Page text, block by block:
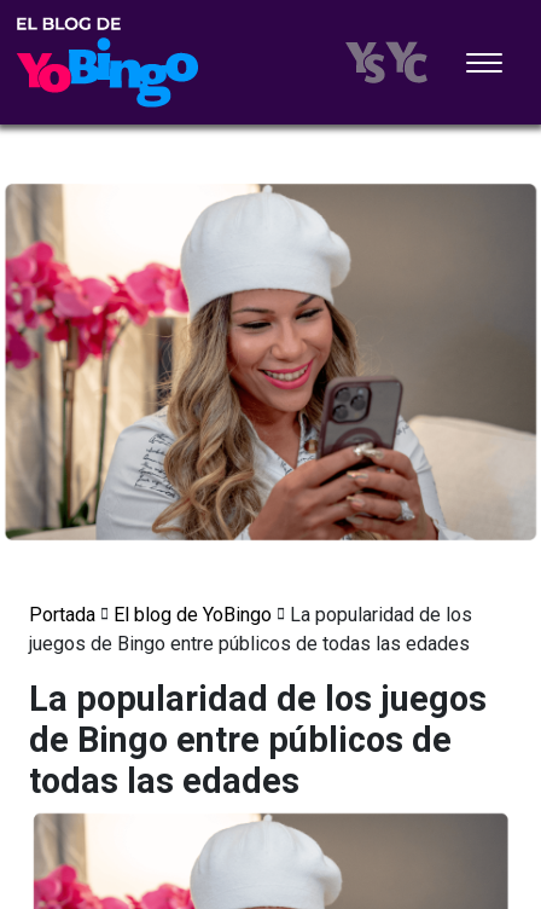
Portada El blog de YoBingo
La popularidad de los
juegos de Bingo entre públicos de todas las edades
La popularidad de los juegos
de Bingo entre públicos de
todas las edades